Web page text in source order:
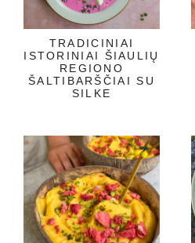
TRADICINIAI
ISTORINIAI ŠIAULIŲ
REGIONO
ŠALTIBARŠČIAI SU
SILKE